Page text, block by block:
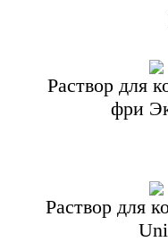
Раствор для
фри
Раствор для